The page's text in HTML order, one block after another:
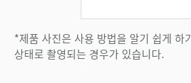
*제품 사진은 사용 방법을 알기 쉽게 하
상태로 촬영되는 경우가 있습니다.